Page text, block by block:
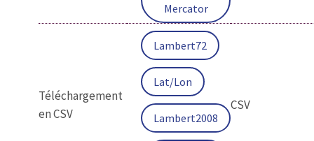
Mercator
Téléchargement
en CSV
Lambert72
Lat/Lon
Lambert2008
CSV